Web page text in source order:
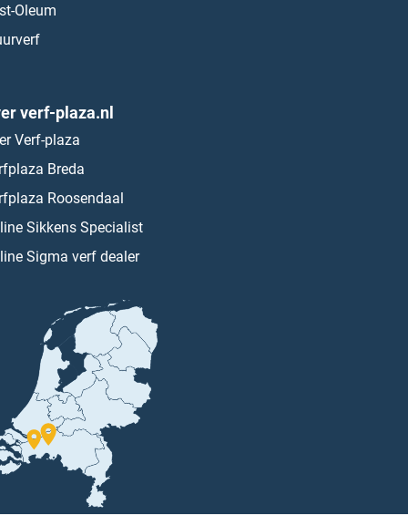
Oleum
verf-plaza.nl
Verf-plaza
Breda
Roosendaal
Sikkens Specialist
Sigma verf dealer